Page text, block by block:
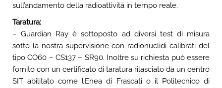
sull’andamento della radioattività in tempo reale.
Taratura:
– Guardian Ray è sottoposto ad diversi test di misura
sotto la nostra supervisione con radionuclidi calibrati del
tipo CO60 – CS137 – SR90. Inoltre su richiesta può essere
fornito con un certificato di taratura rilasciato da un centro
SIT abilitato come l’Enea di Frascati o il Politecnico di